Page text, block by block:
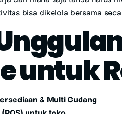
bisa dikelola bersama
untuk
& Multi Gudang